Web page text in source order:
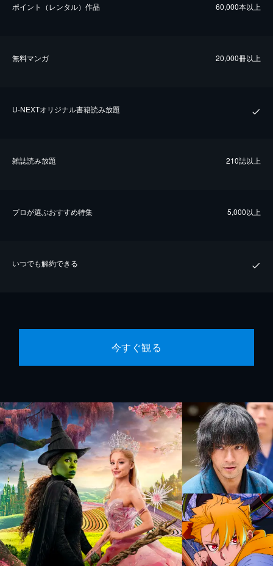
ポイント（レンタル）作品 60,000本以上
無料マンガ 20,000冊以上
U-NEXTオリジナル書籍読み放題
雑誌読み放題 210誌以上
プロが選ぶおすすめ特集 5,000以上
いつでも解約できる
今すぐ観る